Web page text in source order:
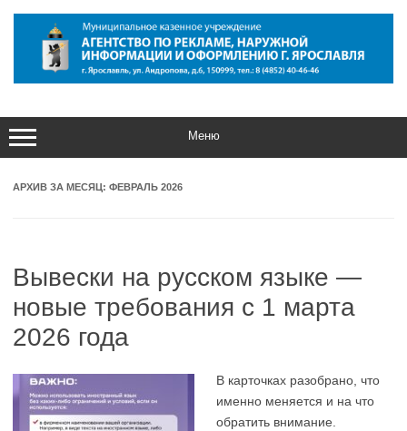
содержимому
Меню
АРХИВ ЗА МЕСЯЦ: ФЕВРАЛЬ 2026
Вывески на русском языке —
новые требования с 1 марта
2026 года
В карточках разобрано, что
именно меняется и на что
обратить внимание.